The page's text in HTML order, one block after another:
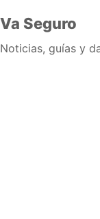
Va Seguro
Noticias, guías y